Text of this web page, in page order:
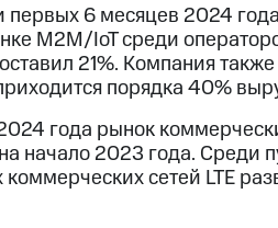
первых 6 месяцев 2024
M2M/IoT среди
21%. Компания также
порядка 40%
года рынок
начало 2023 года. Среди
сетей LTE